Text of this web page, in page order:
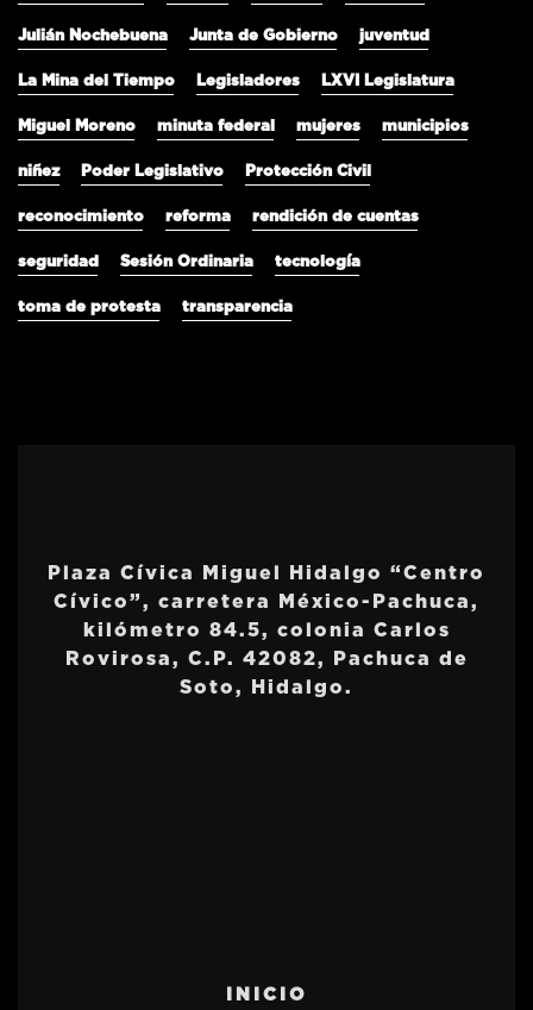
Julián Nochebuena Junta de Gobierno juventud
La Mina del Tiempo Legisladores LXVI Legislatura
Miguel Moreno minuta federal mujeres municipios
niñez Poder Legislativo Protección Civil
reconocimiento reforma rendición de cuentas
seguridad Sesión Ordinaria tecnología
toma de protesta transparencia
Plaza Cívica Miguel Hidalgo “Centro
Cívico”, carretera México-Pachuca,
kilómetro 84.5, colonia Carlos
Rovirosa, C.P. 42082, Pachuca de
Soto, Hidalgo.
INICIO